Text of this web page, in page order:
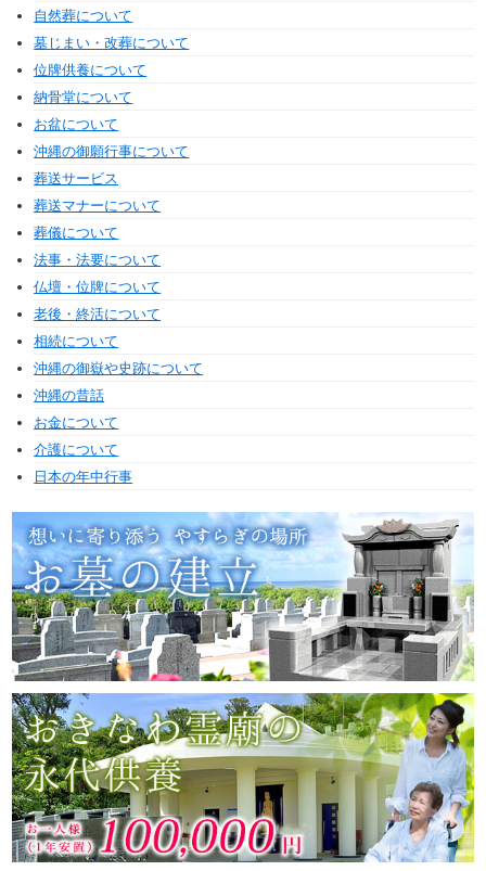
自然葬について
墓じまい・改葬について
位牌供養について
納骨堂について
お盆について
沖縄の御願行事について
葬送サービス
葬送マナーについて
葬儀について
法事・法要について
仏壇・位牌について
老後・終活について
相続について
沖縄の御嶽や史跡について
沖縄の昔話
お金について
介護について
日本の年中行事